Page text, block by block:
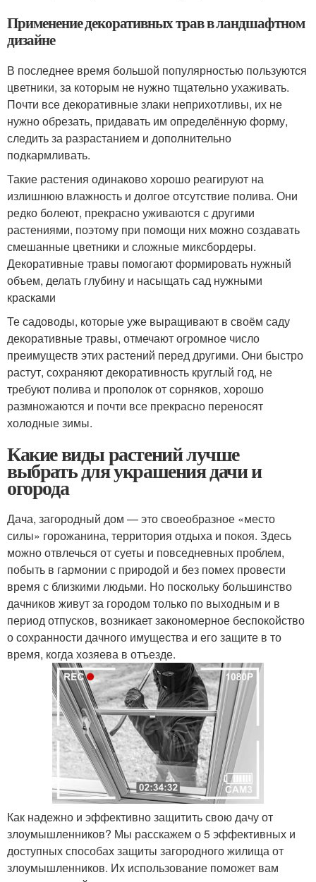
Применение декоративных трав в ландшафтном
дизайне
В последнее время большой популярностью пользуются
цветники, за которым не нужно тщательно ухаживать.
Почти все декоративные злаки неприхотливы, их не
нужно обрезать, придавать им определённую форму,
следить за разрастанием и дополнительно
подкармливать.
Такие растения одинаково хорошо реагируют на
излишнюю влажность и долгое отсутствие полива. Они
редко болеют, прекрасно уживаются с другими
растениями, поэтому при помощи них можно создавать
смешанные цветники и сложные миксбордеры.
Декоративные травы помогают формировать нужный
объем, делать глубину и насыщать сад нужными
красками
Те садоводы, которые уже выращивают в своём саду
декоративные травы, отмечают огромное число
преимуществ этих растений перед другими. Они быстро
растут, сохраняют декоративность круглый год, не
требуют полива и прополок от сорняков, хорошо
размножаются и почти все прекрасно переносят
холодные зимы.
Какие виды растений лучше
выбрать для украшения дачи и
огорода
Дача, загородный дом — это своеобразное «место
силы» горожанина, территория отдыха и покоя. Здесь
можно отвлечься от суеты и повседневных проблем,
побыть в гармонии с природой и без помех провести
время с близкими людьми. Но поскольку большинство
дачников живут за городом только по выходным и в
период отпусков, возникает закономерное беспокойство
о сохранности дачного имущества и его защите в то
время, когда хозяева в отъезде.
Как надежно и эффективно защитить свою дачу от
злоумышленников? Мы расскажем о 5 эффективных и
доступных способах защиты загородного жилища от
злоумышленников. Их использование поможет вам